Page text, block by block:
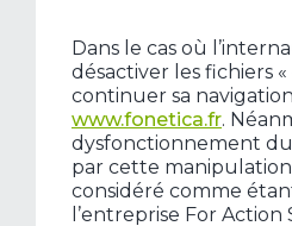
Dans le cas où
désactiver les fichiers
continuer sa
www.fonetica.fr.
dysfonctionnement
par cette
considéré comme
l’entreprise For Action